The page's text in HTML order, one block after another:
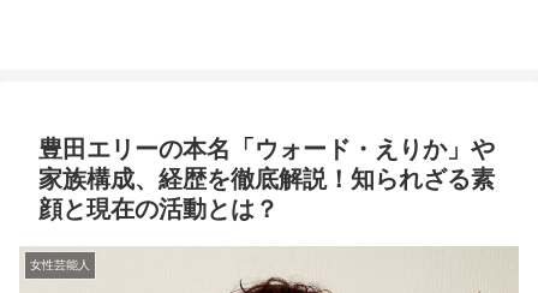
豊田エリーの本名「ウォード・えりか」や
家族構成、経歴を徹底解説！知られざる素
顔と現在の活動とは？
女性芸能人